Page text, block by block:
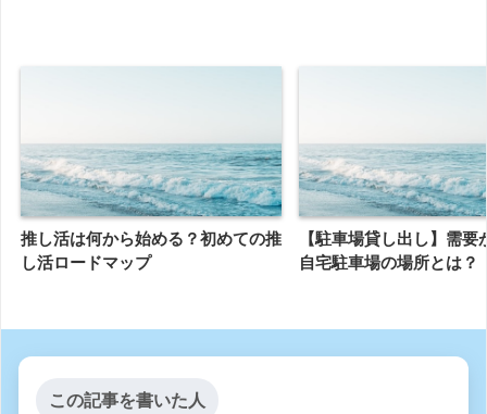
推し活は何から始める？初めての推
し活ロードマップ
【駐車場貸し出し】需要
自宅駐車場の場所とは？
この記事を書いた人